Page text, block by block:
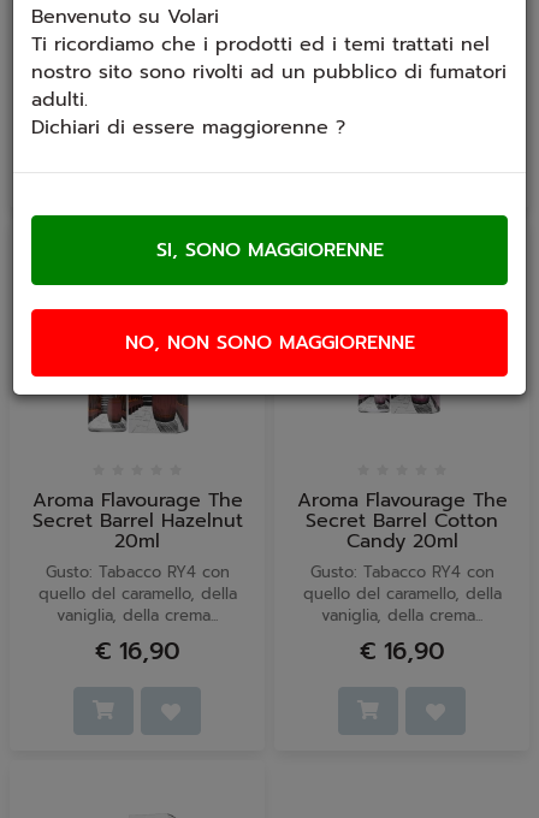
Gusto: Tabacco RY4 con
quello del caramello, della
vaniglia, della crema...
quello del caramello salato,
della vaniglia e della...
Aroma Flavourage The
Secret Barrel Hazelnut
20ml
Gusto: Tabacco RY4 con
quello del caramello, della
vaniglia, della crema...
€ 16,90
Aroma Flavourage The
Secret Barrel Cotton
Candy 20ml
Gusto: Tabacco RY4 con
quello del caramello, della
vaniglia, della crema...
€ 16,90
Benvenuto su Volari
Ti ricordiamo che i prodotti ed i temi trattati nel
nostro sito sono rivolti ad un pubblico di fumatori
adulti.
Dichiari di essere maggiorenne ?
NO, NON SONO MAGGIORENNE